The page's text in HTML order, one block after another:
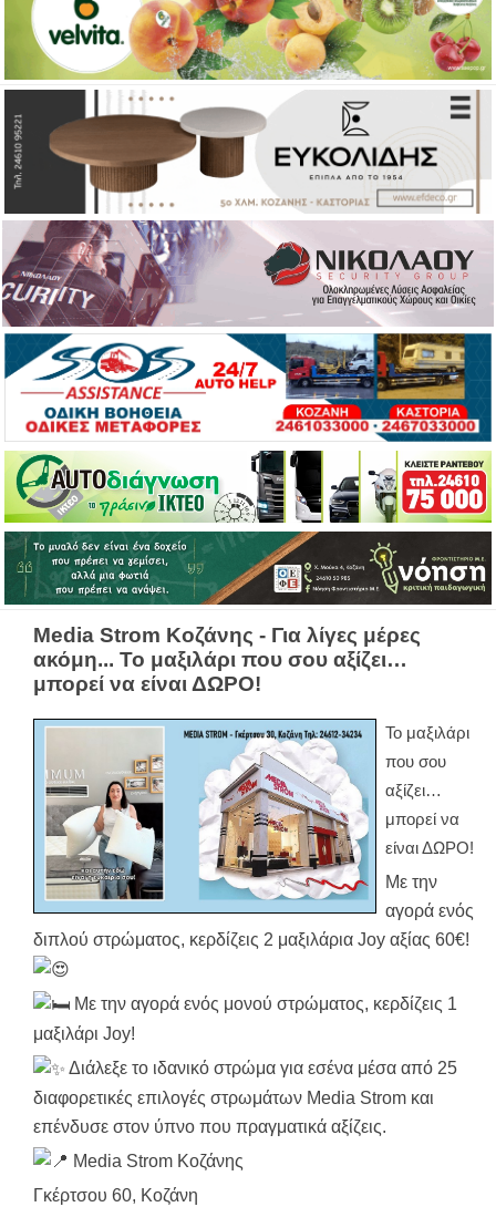
Media Strom Κοζάνης - Για λίγες μέρες
ακόμη... Το μαξιλάρι που σου αξίζει…
μπορεί να είναι ΔΩΡΟ!
Το μαξιλάρι
που σου
αξίζει…
μπορεί να
είναι ΔΩΡΟ!
Με την
αγορά ενός
διπλού στρώματος, κερδίζεις 2 μαξιλάρια Joy αξίας 60€!
Με την αγορά ενός μονού στρώματος, κερδίζεις 1
μαξιλάρι Joy!
Διάλεξε το ιδανικό στρώμα για εσένα μέσα από 25
διαφορετικές επιλογές στρωμάτων Media Strom και
επένδυσε στον ύπνο που πραγματικά αξίζεις.
Media Strom Κοζάνης
Γκέρτσου 60, Κοζάνη